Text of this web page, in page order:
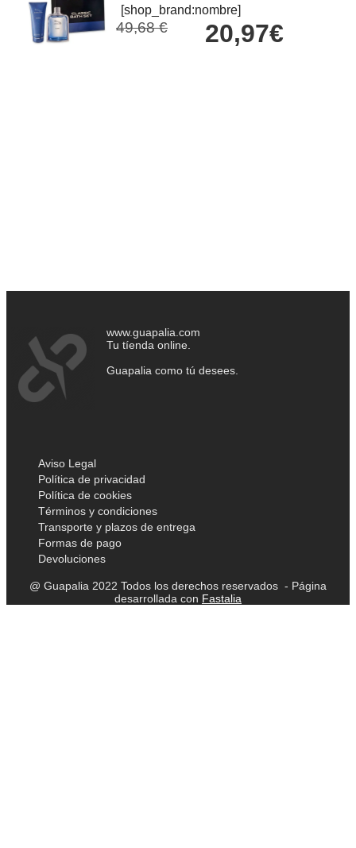
[shop_brand:nombre]
49,68 € 20,97€
www.guapalia.com
Tu tíenda online.
Guapalia como tú desees.
Aviso Legal
Política de privacidad
Política de cookies
Términos y condiciones
Transporte y plazos de entrega
Formas de pago
Devoluciones
@ Guapalia 2022 Todos los derechos reservados - Página
desarrollada con Fastalia